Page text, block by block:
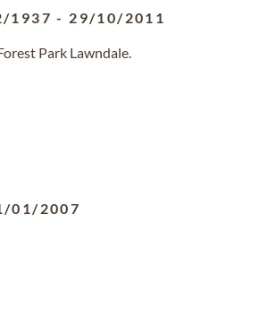
1937 - 29/10/2011
Park Lawndale.
01/2007